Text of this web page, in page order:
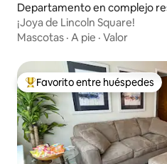
Departamento en complejo
venswood
¡Joya de Lincoln Square!
Mascotas · A pie · Valor
Favorito entre los huéspedes
Favorito entre huéspedes